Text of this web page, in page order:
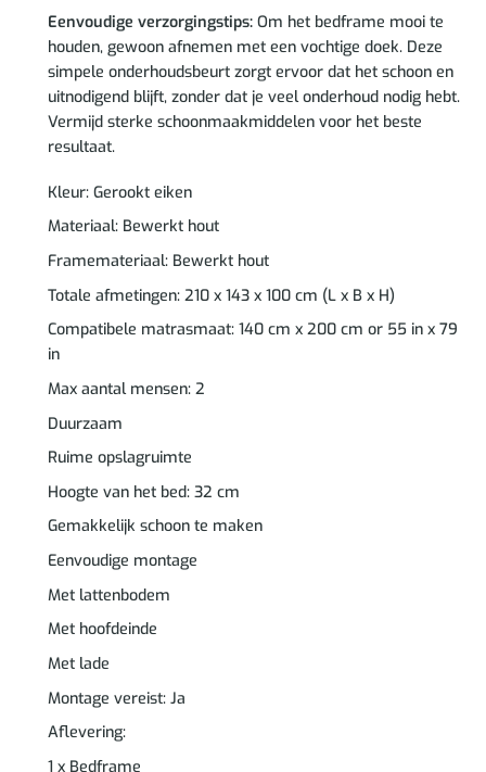
Eenvoudige verzorgingstips:Om het bedframe mooi te
houden, gewoon afnemen met een vochtige doek. Deze
simpele onderhoudsbeurt zorgt ervoor dat het schoon en
uitnodigend blijft, zonder dat je veel onderhoud nodig hebt.
Vermijd sterke schoonmaakmiddelen voor het beste
resultaat.
Kleur: Gerookt eiken
Materiaal: Bewerkt hout
Framemateriaal: Bewerkt hout
Totale afmetingen: 210 x 143 x 100 cm (L x B x H)
Compatibele matrasmaat: 140 cm x 200 cm or 55 in x 79
in
Max aantal mensen: 2
Duurzaam
Ruime opslagruimte
Hoogte van het bed: 32 cm
Gemakkelijk schoon te maken
Eenvoudige montage
Met lattenbodem
Met hoofdeinde
Met lade
Montage vereist: Ja
Aflevering:
1 x Bedframe